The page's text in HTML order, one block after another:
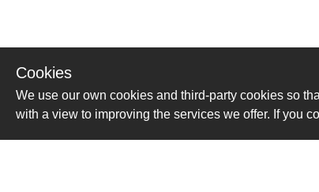
Cookies
We use our own cookies and third-party cookies so
with a view to improving the services we offer. If you